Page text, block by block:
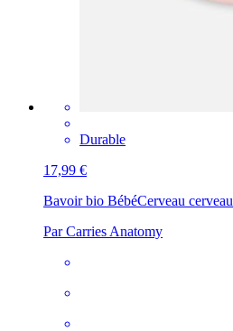
Durable
17,99 €
Bavoir bio BébéCerveau cerveau
Par Carries Anatomy